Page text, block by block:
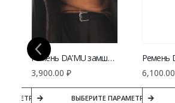
Ремень DA’MU замшевый
3,900.00 ₽
ВЫБЕРИТЕ ПАРАМЕТРЫ
6,100.00